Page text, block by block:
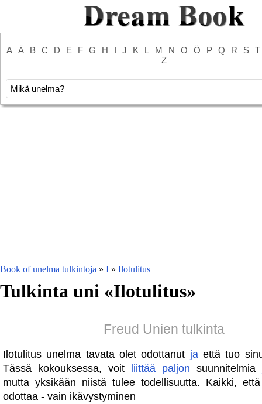
A Ä B C D E F G H I J K L M N O Ö P Q R S
T
Z
Book of unelma tulkintoja » I » Ilotulitus
Tulkinta uni «Ilotulitus»
Freud Unien tulkinta
Ilotulitus unelma tavata olet odottanut jaettä tuo
Tässä kokouksessa, voit
liittää paljon suunnitelmia
mutta yksikään niistä tulee todellisuutta. Kaikki,
odottaa - vain ikävystyminen